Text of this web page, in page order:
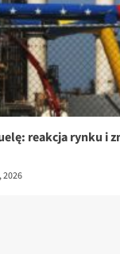
reakcja rynku i
2026